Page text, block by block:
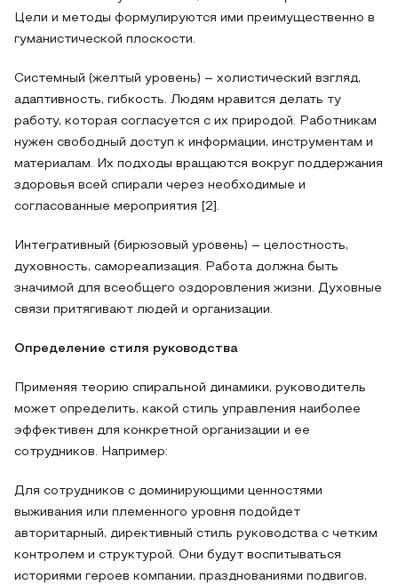
Цели и методы формулируются ими преимущественно в
гуманистической плоскости.
Системный (желтый уровень) – холистический взгляд,
адаптивность, гибкость. Людям нравится делать ту
работу, которая согласуется с их природой. Работникам
нужен свободный доступ к информации, инструментам и
материалам. Их подходы вращаются вокруг поддержания
здоровья всей спирали через необходимые и
согласованные мероприятия [2].
Интегративный (бирюзовый уровень) – целостность,
духовность, самореализация. Работа должна быть
значимой для всеобщего оздоровления жизни. Духовные
связи притягивают людей и организации.
Определение стиля руководства
Применяя теорию спиральной динамики, руководитель
может определить, какой стиль управления наиболее
эффективен для конкретной организации и ее
сотрудников. Например:
Для сотрудников с доминирующими ценностями
выживания или племенного уровня подойдет
авторитарный, директивный стиль руководства с четким
контролем и структурой. Они будут воспитываться
историями героев компании, празднованиями подвигов,